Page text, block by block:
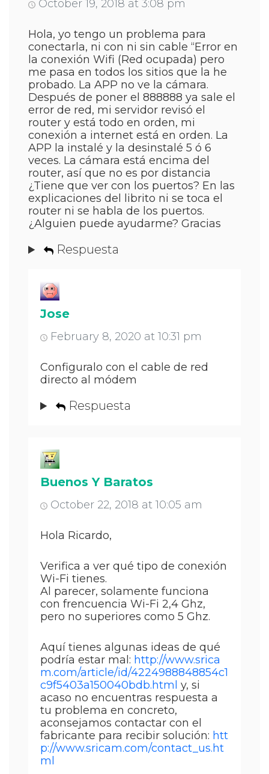
October 19, 2018 at 3:08 pm
Hola, yo tengo un problema para
conectarla, ni con ni sin cable “Error en
la conexión Wifi (Red ocupada) pero
me pasa en todos los sitios que la he
probado. La APP no ve la cámara.
Después de poner el 888888 ya sale el
error de red, mi servidor revisó el
router y está todo en orden, mi
conexión a internet está en orden. La
APP la instalé y la desinstalé 5 ó 6
veces. La cámara está encima del
router, así que no es por distancia
¿Tiene que ver con los puertos? En las
explicaciones del librito ni se toca el
router ni se habla de los puertos.
¿Alguien puede ayudarme? Gracias
Respuesta
Jose
February 8, 2020 at 10:31 pm
Configuralo con el cable de red
directo al módem
Respuesta
Buenos Y Baratos
October 22, 2018 at 10:05 am
Hola Ricardo,
Verifica a ver qué tipo de conexión
Wi-Fi tienes.
Al parecer, solamente funciona
con frencuencia Wi-Fi 2,4 Ghz,
pero no superiores como 5 Ghz.
Aquí tienes algunas ideas de qué
podría estar mal: http://www.srica
m.com/article/id/4224988848854c1
c9f5403a150040bdb.html y, si
acaso no encuentras respuesta a
tu problema en concreto,
aconsejamos contactar con el
fabricante para recibir solución: htt
p://www.sricam.com/contact_us.ht
ml